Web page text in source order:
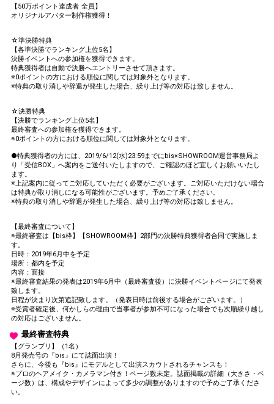
【50万ポイント達成者 全員】
オリジナルアバター制作権獲得！
☆準決勝特典
【各準決勝でランキング上位5名】
決勝イベントへの参加権を獲得できます。
特典獲得者は自動で決勝へエントリーさせて頂きます。
※0ポイントの方における順位に関しては対象外となります。
※特典の取り消しや辞退が発生した場合、繰り上げ等の対応は致しません。
☆決勝特典
【決勝でランキング上位5名】
最終審査への参加権を獲得できます。
※0ポイントの方における順位に関しては対象外となります。
●特典獲得者の方には、2019/6/12(水)23:59までにbis×SHOWROOM運営事務局よ
り「受信BOX」へ案内をご送付いたしますので、ご確認のほど宜しくお願いいたし
ます。
※上記案内に従ってご対応していただく必要がございます。ご対応いただけない場合
は特典が取り消しになる可能性がございます。予めご了承ください。
※特典の取り消しや辞退が発生した場合、繰り上げ等の対応は致しません。
【最終審査について】
※最終審査は【bis枠】【SHOWROOM枠】2部門の決勝特典獲得者合同で実施しま
す。
日時：2019年6月中を予定
場所：都内を予定
内容：面接
※最終審査結果の発表は2019年6月中（最終審査後）に決勝イベントページにて発表
致します。
日程が決まり次第追記致します。（発表日時は前後する場合がございます。）
※受賞者確定後、何かしらの理由で当事者が参加不可になった場合でも次順繰り越し
の対応はございません。
最終審査特典
【グランプリ】（1名）
8月発売号の『bis』にて誌面出演！
さらに、今後も『bis』にモデルとして出演スカウトされるチャンスも！
※プロのヘアメイク・カメラマン付き！ページ数未定。誌面掲載の詳細（大きさ・ペ
ージ数）は、構成やデザインによって多少の調整がありますので予めご了承くださ
い。